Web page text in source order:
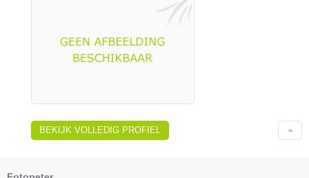
BEKIJK VOLLEDIG PROFIEL